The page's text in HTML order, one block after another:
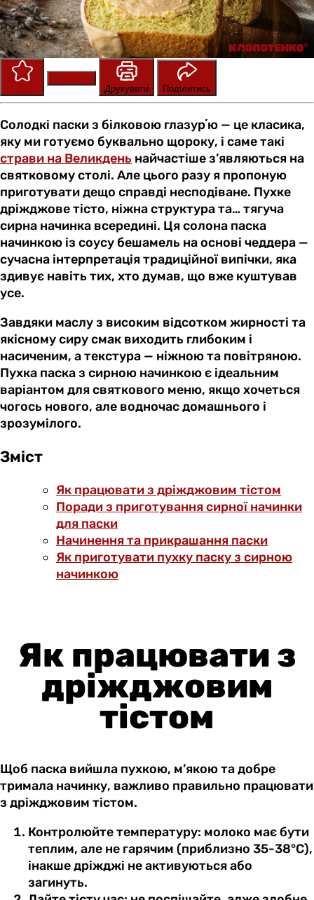
Друкувати
Поділитись
Солодкі паски з білковою глазурʼю — це класика,
яку ми готуємо буквально щороку, і саме такі
страви на Великдень найчастіше з’являються на
святковому столі. Але цього разу я пропоную
приготувати дещо справді несподіване. Пухке
дріжджове тісто, ніжна структура та… тягуча
сирна начинка всередині. Ця солона паска
начинкою із соусу бешамель на основі чеддера —
сучасна інтерпретація традиційної випічки, яка
здивує навіть тих, хто думав, що вже куштував
усе.
Завдяки маслу з високим відсотком жирності та
якісному сиру смак виходить глибоким і
насиченим, а текстура — ніжною та повітряною.
Пухка паска з сирною начинкою є ідеальним
варіантом для святкового меню, якщо хочеться
чогось нового, але водночас домашнього і
зрозумілого.
Зміст
Як працювати з дріжджовим тістом
Поради з приготування сирної начинки
для паски
Начинення та прикрашання паски
Як приготувати пухку паску з сирною
начинкою
Як працювати з
дріжджовим
тістом
Щоб паска вийшла пухкою, м’якою та добре
тримала начинку, важливо правильно працювати
з дріжджовим тістом.
Контролюйте температуру: молоко має бути
теплим, але не гарячим (приблизно 35-38°C),
інакше дріжджі не активуються або
загинуть.